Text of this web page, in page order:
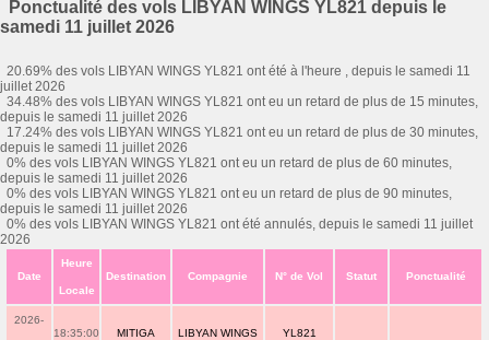
Ponctualité des vols LIBYAN WINGS YL821 depuis le
samedi 11 juillet 2026
20.69% des vols LIBYAN WINGS YL821 ont été à l'heure , depuis le samedi 11
juillet 2026
34.48% des vols LIBYAN WINGS YL821 ont eu un retard de plus de 15 minutes,
depuis le samedi 11 juillet 2026
17.24% des vols LIBYAN WINGS YL821 ont eu un retard de plus de 30 minutes,
depuis le samedi 11 juillet 2026
0% des vols LIBYAN WINGS YL821 ont eu un retard de plus de 60 minutes,
depuis le samedi 11 juillet 2026
0% des vols LIBYAN WINGS YL821 ont eu un retard de plus de 90 minutes,
depuis le samedi 11 juillet 2026
0% des vols LIBYAN WINGS YL821 ont été annulés, depuis le samedi 11 juillet
2026
Date
Heure
Locale
Destination Compagnie N° de Vol Statut Ponctualité
2026-
18:35:00 MITIGA LIBYAN WINGS YL821